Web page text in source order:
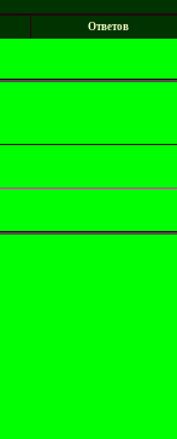
Ответов